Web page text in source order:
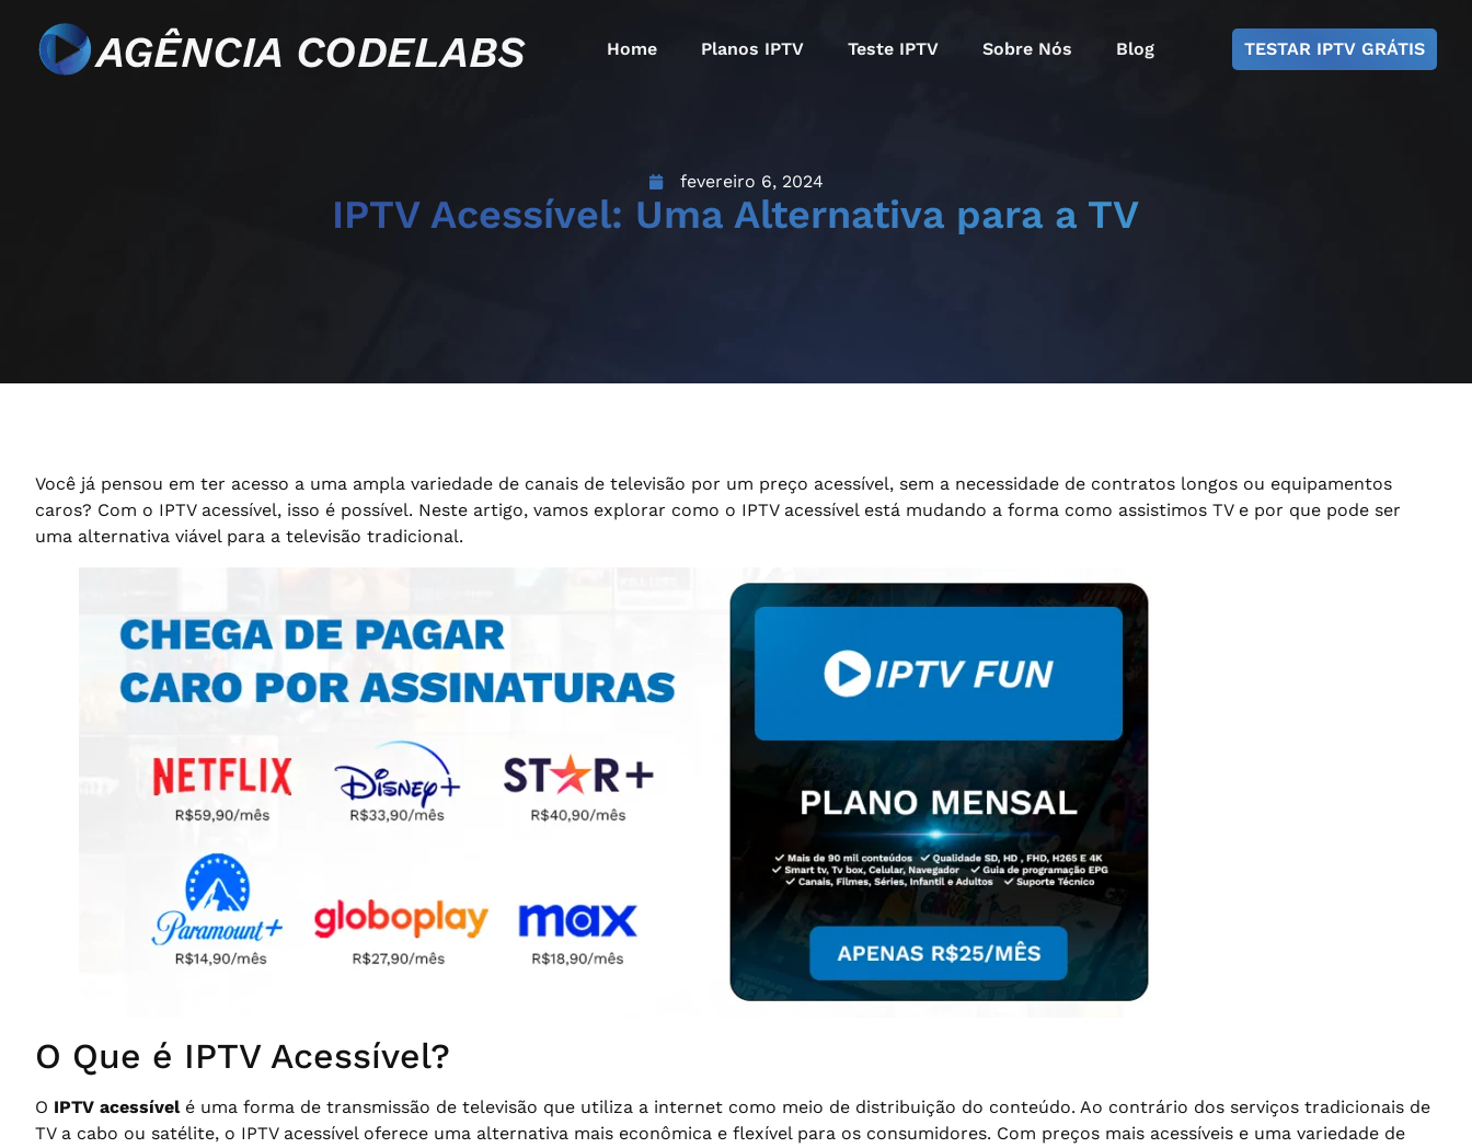
Home Planos IPTV Teste IPTV Sobre Nós Blog TESTAR IPTV GRÁTIS
fevereiro 6, 2024
IPTV Acessível: Uma Alternativa para a TV
Você já pensou em ter acesso a uma ampla variedade de canais de televisão por um preço acessível, sem a necessidade de contratos longos ou equipamentos
caros? Com o IPTV acessível, isso é possível. Neste artigo, vamos explorar como o IPTV acessível está mudando a forma como assistimos TV e por que pode ser
uma alternativa viável para a televisão tradicional.
O Que é IPTV Acessível?
O IPTV acessívelé uma forma de transmissão de televisão que utiliza a internet como meio de distribuição do conteúdo. Ao contrário dos serviços tradicionais de
TV a cabo ou satélite, o IPTV acessível oferece uma alternativa mais econômica e flexível para os consumidores. Com preços mais acessíveis e uma variedade de